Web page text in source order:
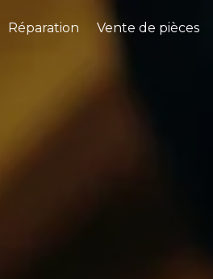
Réparation Vente de pièces